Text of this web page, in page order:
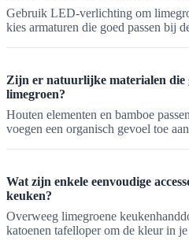
Gebruik LED-verlichting om
kies armaturen die goed passen bij
Zijn er natuurlijke materialen die
limegroen?
Houten elementen en bamboe
voegen een organisch gevoel toe
Wat zijn enkele eenvoudige
keuken?
Overweeg limegroene
katoenen tafelloper om de kleur in